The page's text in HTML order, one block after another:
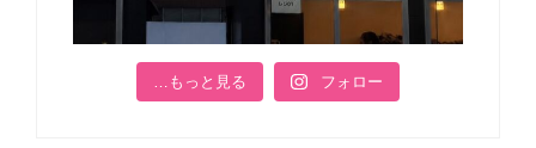
…もっと見る フォロー